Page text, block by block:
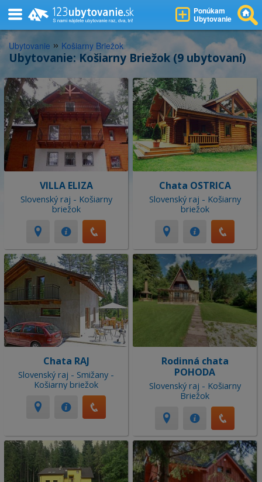
Ponúkam
Ubytovanie
Ubytovanie » Košiarny Briežok
Ubytovanie: Košiarny Briežok (9 ubytovaní)
VILLA ELIZA
Slovenský raj - Košiarny
briežok
Chata OSTRICA
Slovenský raj - Košiarny
briežok
Chata RAJ
Slovenský raj - Smižany -
Košiarny briežok
Rodinná chata
POHODA
Slovenský raj - Košiarny
Briežok